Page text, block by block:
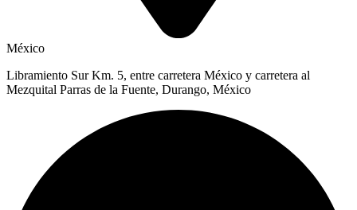
México
Libramiento Sur Km. 5, entre carretera México y carretera al
Mezquital Parras de la Fuente, Durango, México